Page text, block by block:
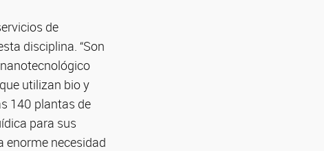
de
disciplina. “Son
utilizan bio y
140 plantas de
para sus
enorme necesidad